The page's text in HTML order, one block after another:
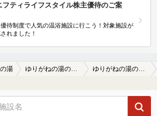
フティライフスタイル株主優待のご案
待制度で人気の温浴施設に行こう！対象施設が
れました！
湯